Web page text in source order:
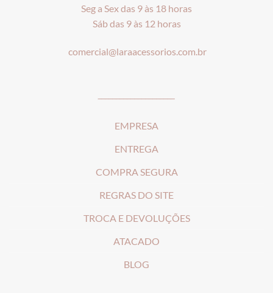
Seg a Sex das 9 às 18 horas
Sáb das 9 às 12 horas
comercial@laraacessorios.com.br
EMPRESA
ENTREGA
COMPRA SEGURA
REGRAS DO SITE
TROCA E DEVOLUÇÕES
ATACADO
BLOG